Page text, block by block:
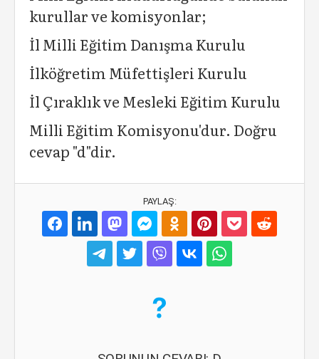
kurullar ve komisyonlar;
İl Milli Eğitim Danışma Kurulu
İlköğretim Müfettişleri Kurulu
İl Çıraklık ve Mesleki Eğitim Kurulu
Milli Eğitim Komisyonu'dur. Doğru
cevap "d"dir.
PAYLAŞ: